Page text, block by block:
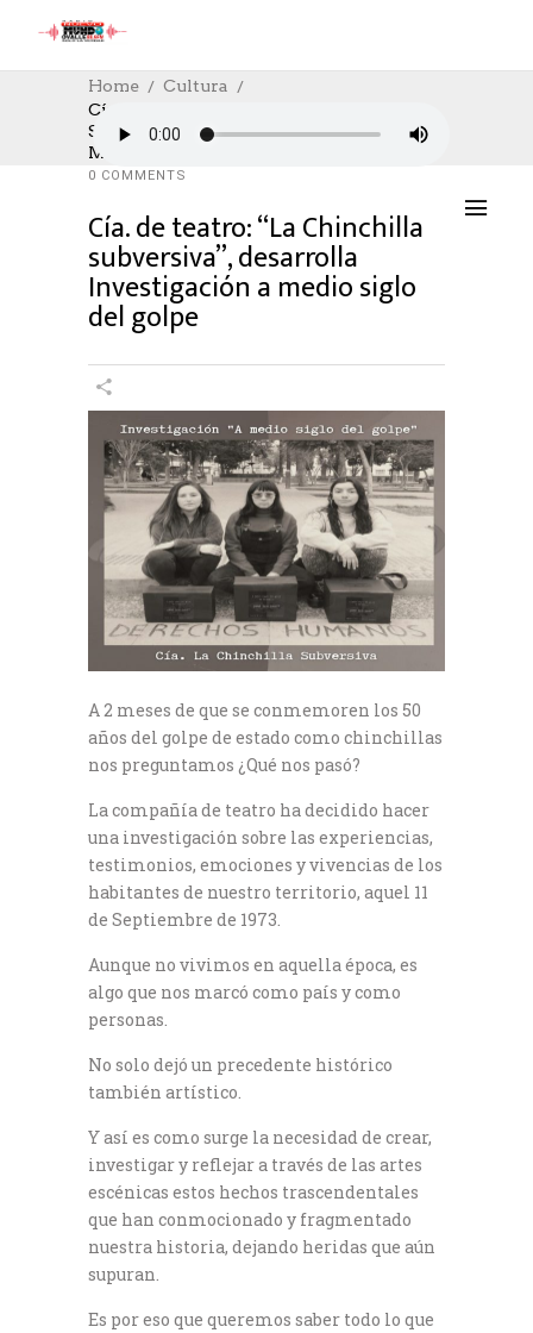
Home
Cultura
Cía. De Teatro: “La Chinchilla
Subversiva”, Desarrolla Investigación A
Medio Siglo Del Golpe
CULTURA,CULTURE
15/07/2023
AUTHOR: HECTOR
0 COMMENTS
Cía. de teatro: “La Chinchilla
subversiva”, desarrolla
Investigación a medio siglo
del golpe
A 2 meses de que se conmemoren los 50
años del golpe de estado como chinchillas
nos preguntamos ¿Qué nos pasó?
La compañía de teatro ha decidido hacer
una investigación sobre las experiencias,
testimonios, emociones y vivencias de los
habitantes de nuestro territorio, aquel 11
de Septiembre de 1973.
Aunque no vivimos en aquella época, es
algo que nos marcó como país y como
personas.
No solo dejó un precedente histórico
también artístico.
Y así es como surge la necesidad de crear,
investigar y reflejar a través de las artes
escénicas estos hechos trascendentales
que han conmocionado y fragmentado
nuestra historia, dejando heridas que aún
supuran.
Es por eso que queremos saber todo lo que